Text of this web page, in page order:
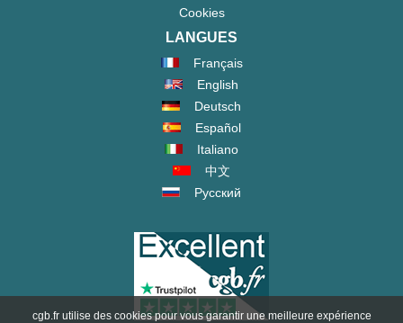
Cookies
LANGUES
Français
English
Deutsch
Español
Italiano
中文
Русский
cgb.fr utilise des cookies pour vous garantir une meilleure expérience